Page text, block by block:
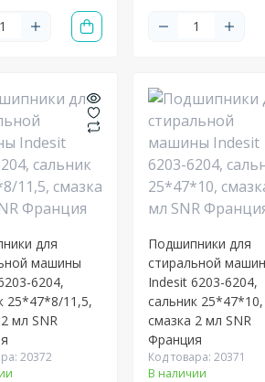
для
машины
6204,
25*47*8/11,5,
мл SNR
20372
Подшипники для
стиральной
Indesit 6203-6204,
сальник 25*47*10,
смазка 2 мл SNR
Франция
Код товара: 20371
В наличии